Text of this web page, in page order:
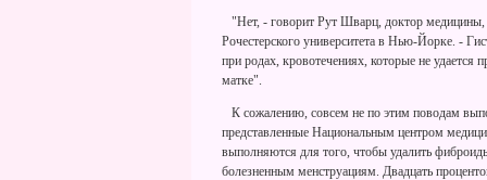
"Нет, - говорит Рут Шварц, доктор медицины,
Рочестерского университета в Нью-Йорке. -
при родах, кровотечениях, которые не удается
матке".
К сожалению, совсем не по этим поводам
представленные Национальным центром
выполняются для того, чтобы удалить
болезненным менструациям. Двадцать